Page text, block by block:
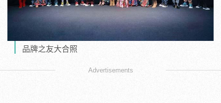
品牌之友大合照
Advertisements